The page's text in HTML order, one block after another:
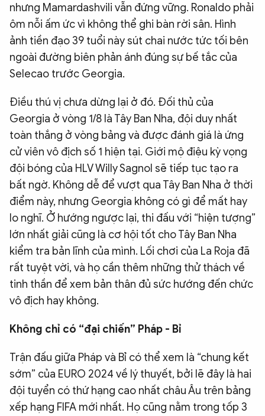
nhưng Mamardashvili vẫn đứng vững. Ronaldo phải
ôm nỗi ấm ức vì không thể ghi bàn rời sân. Hình
ảnh tiền đạo 39 tuổi này sút chai nước tức tối bên
ngoài đường biên phản ánh đúng sự bế tắc của
Selecao trước Georgia.
Điều thú vị chưa dừng lại ở đó. Đối thủ của
Georgia ở vòng 1/8 là Tây Ban Nha, đội duy nhất
toàn thắng ở vòng bảng và được đánh giá là ứng
cử viên vô địch số 1 hiện tại. Giới mộ điệu kỳ vọng
đội bóng của HLV Willy Sagnol sẽ tiếp tục tạo ra
bất ngờ. Không dễ để vượt qua Tây Ban Nha ở thời
điểm này, nhưng Georgia không có gì để mất hay
lo nghĩ. Ở hướng ngược lại, thi đấu với “hiện tượng”
lớn nhất giải cũng là cơ hội tốt cho Tây Ban Nha
kiểm tra bản lĩnh của mình. Lối chơi của La Roja đã
rất tuyệt vời, và họ cần thêm những thử thách về
tinh thần để xem bản thân đủ sức hướng đến chức
vô địch hay không.
Không chỉ có “đại chiến” Pháp - Bỉ
Trận đấu giữa Pháp và Bỉ có thể xem là “chung kết
sớm” của EURO 2024 về lý thuyết, bởi lẽ đây là hai
đội tuyển có thứ hạng cao nhất châu Âu trên bảng
xếp hạng FIFA mới nhất. Họ cũng nằm trong tốp 3